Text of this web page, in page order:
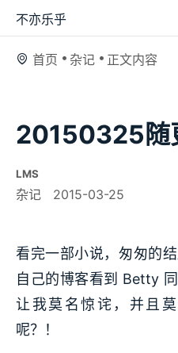
不亦乐乎
首页 杂记 正文内容
20150325随
LMS
杂记 2015-03-25
看完一部小说，匆匆的
自己的博客看到 Betty
让我莫名惊诧，并且
呢？！